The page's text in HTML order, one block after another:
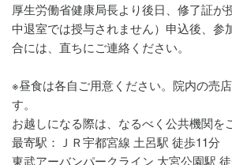
厚生労働省健康局長より後日、修了証が
中退室では授与されません）申込後、参
合には、直ちにご連絡ください。
※昼食は各自ご用意ください。院内の売
す。
お越しになる際は、なるべく公共機関を
最寄駅：ＪＲ宇都宮線 土呂駅 徒歩11分
東武アーバンパークライン 大宮公園駅